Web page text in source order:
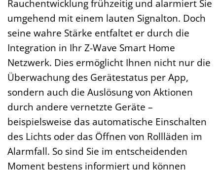
Rauchentwicklung frühzeitig und alarmiert Sie
umgehend mit einem lauten Signalton. Doch
seine wahre Stärke entfaltet er durch die
Integration in Ihr Z-Wave Smart Home
Netzwerk. Dies ermöglicht Ihnen nicht nur die
Überwachung des Gerätestatus per App,
sondern auch die Auslösung von Aktionen
durch andere vernetzte Geräte –
beispielsweise das automatische Einschalten
des Lichts oder das Öffnen von Rollläden im
Alarmfall. So sind Sie im entscheidenden
Moment bestens informiert und können